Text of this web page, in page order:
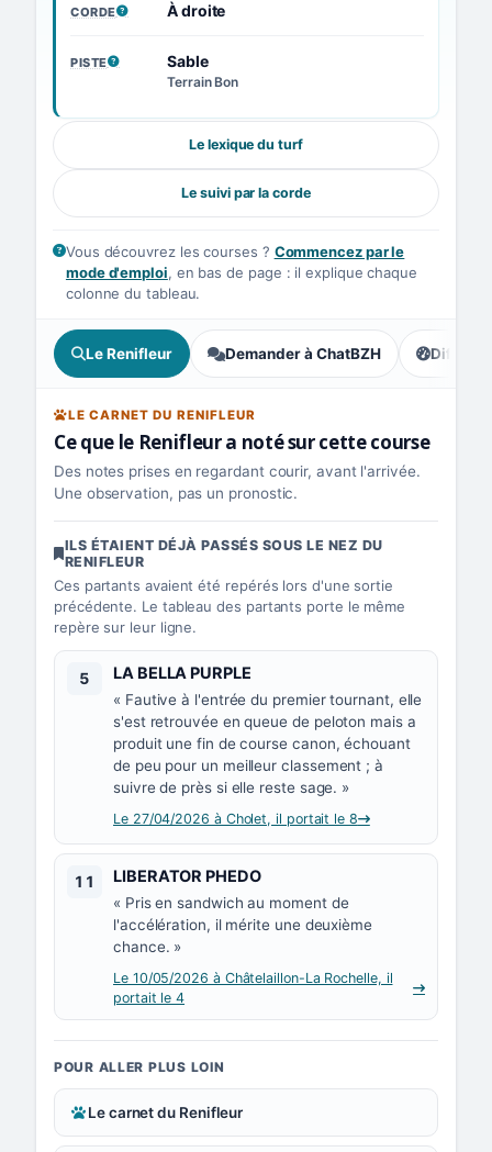
CORDE
, VOIR LA DÉFINITION
À droite
PISTE
, VOIR LA DÉFINITION
Sable
Terrain Bon
Le lexique du turf
Le suivi par la corde
Vous découvrez les courses ? Commencez par le
mode d'emploi, en bas de page : il explique chaque
colonne du tableau.
Le Renifleur Demander à ChatBZH ,
LE CARNET DU RENIFLEUR
Ce que le Renifleur a noté sur cette course
Des notes prises en regardant courir, avant l'arrivée.
Une observation, pas un pronostic.
ILS ÉTAIENT DÉJÀ PASSÉS SOUS LE NEZ DU
RENIFLEUR
Ces partants avaient été repérés lors d'une sortie
précédente. Le tableau des partants porte le même
repère sur leur ligne.
5 Numéro 5 :
LA BELLA PURPLE
« Fautive à l'entrée du premier tournant, elle
s'est retrouvée en queue de peloton mais a
produit une fin de course canon, échouant
de peu pour un meilleur classement ; à
suivre de près si elle reste sage. »
Le 27/04/2026 à Cholet, il portait le 8
11 Numéro 11 :
LIBERATOR PHEDO
« Pris en sandwich au moment de
l'accélération, il mérite une deuxième
chance. »
Le 10/05/2026 à Châtelaillon-La Rochelle, il
portait le 4
POUR ALLER PLUS LOIN
Le carnet du Renifleur